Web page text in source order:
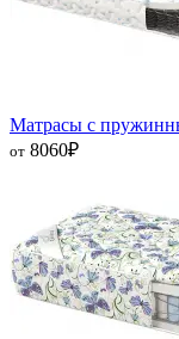
Матрасы с
от 8060₽